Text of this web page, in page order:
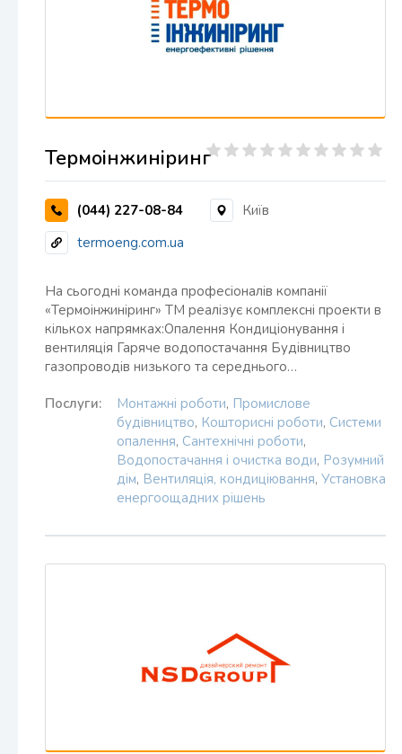
Термоінжиніринг
(044) 227-08-84
Київ
termoeng.com.ua
На сьогодні команда професіоналів компанії
«Термоінжиніринг» ТМ реалізує комплексні проекти в
кількох напрямках:Опалення Кондиціонування і
вентиляція Гаряче водопостачання Будівництво
газопроводів низького та середнього…
Послуги: Монтажні роботи, Промислове
будівництво, Кошторисні роботи, Системи
опалення, Сантехнічні роботи,
Водопостачання і очистка води, Розумний
дім, Вентиляція, кондиціювання, Установка
енергоощадних рішень